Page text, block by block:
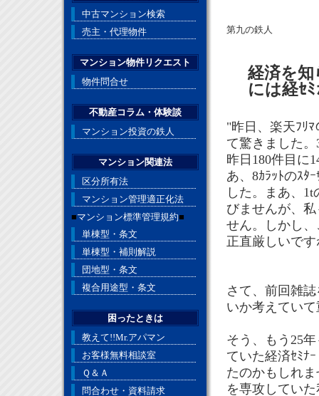
第九の鉄人
経済を
には経ｾ
"昨日、楽天ﾌﾘﾏ
て驚きました
昨日180件目に
あ、8ｶﾗｯﾄのｽﾀ
した。まあ、1t
びませんが、
せん。しかし
正直厳しいです
さて、前回雑
いか考えてい
そう、もう25
ていた経済ｾﾐﾅ
たのかもしれ
を専攻してい
中古マンション検索
売主・代理物件
マンション物件リクエスト
物件問合せ
不動産コラム・体験談
マンション投資の鉄人
マンション関連法
区分所有法
マンション管理適正化法
■マンション標準管理規約■
単棟型・条文
単棟型・補則解説
団地型・条文
複合用途型・条文
困ったときは
教えて!!Mr.アパマン
お客様無料相談室
Ｑ＆Ａ
問合わせ・資料請求